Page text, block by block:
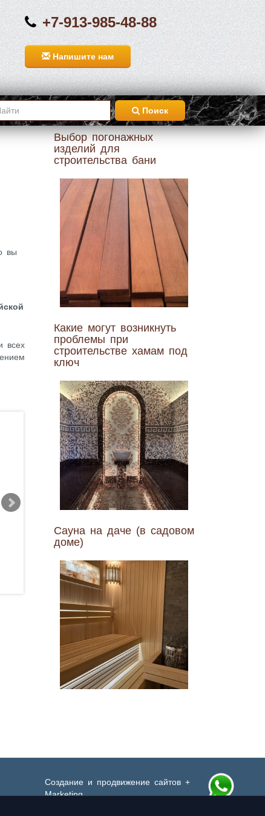
+7-913-985-48-88
Напишите нам
Поиск
вы
всех
Выбор погонажных
изделий для
строительства бани
Какие могут возникнуть
проблемы при
строительстве хамам под
ключ
Сауна на даче (в садовом
доме)
Создание и продвижение сайтов +
Marketing